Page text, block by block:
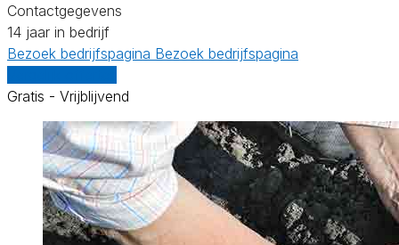
Contactgegevens
14 jaar in bedrijf
Bezoek bedrijfspagina Bezoek bedrijfspagina
Gratis - Vrijblijvend